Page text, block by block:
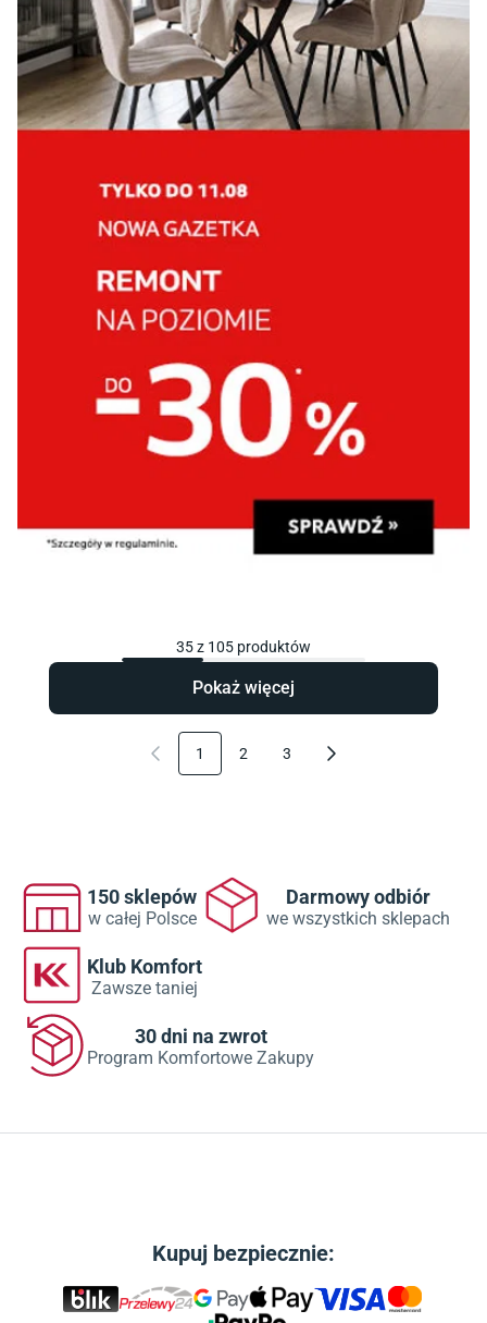
35z 105 produktów
Pokaż więcej
1 2 3
150 sklepów
w całej Polsce
Darmowy odbiór
we wszystkich sklepach
Klub Komfort
Zawsze taniej
30 dni na zwrot
Program Komfortowe Zakupy
Kupuj bezpiecznie: